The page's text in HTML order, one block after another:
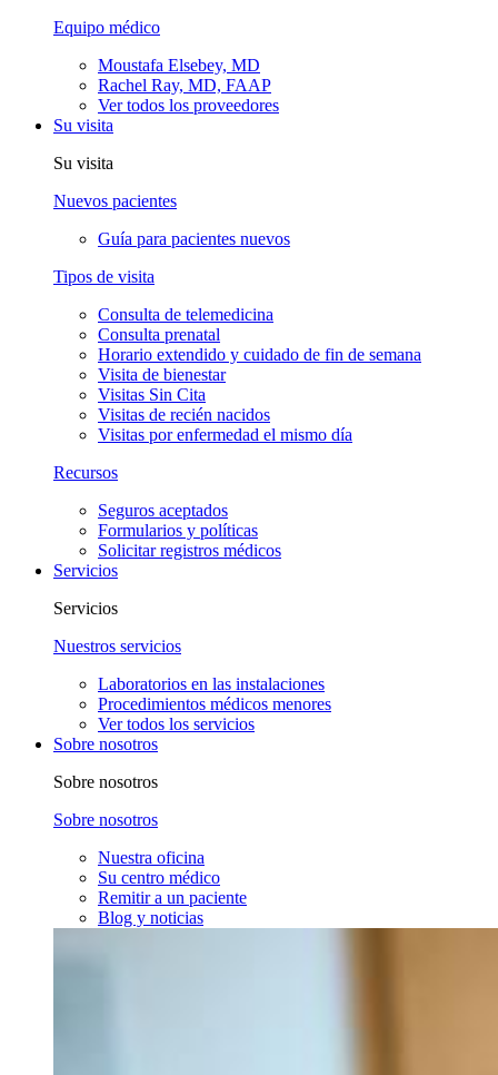
Equipo médico
Moustafa Elsebey, MD
Rachel Ray, MD, FAAP
Ver todos los proveedores
Su visita
Su visita
Nuevos pacientes
Guía para pacientes nuevos
Tipos de visita
Consulta de telemedicina
Consulta prenatal
Horario extendido y cuidado de fin de semana
Visita de bienestar
Visitas Sin Cita
Visitas de recién nacidos
Visitas por enfermedad el mismo día
Recursos
Seguros aceptados
Formularios y políticas
Solicitar registros médicos
Servicios
Servicios
Nuestros servicios
Laboratorios en las instalaciones
Procedimientos médicos menores
Ver todos los servicios
Sobre nosotros
Sobre nosotros
Sobre nosotros
Nuestra oficina
Su centro médico
Remitir a un paciente
Blog y noticias